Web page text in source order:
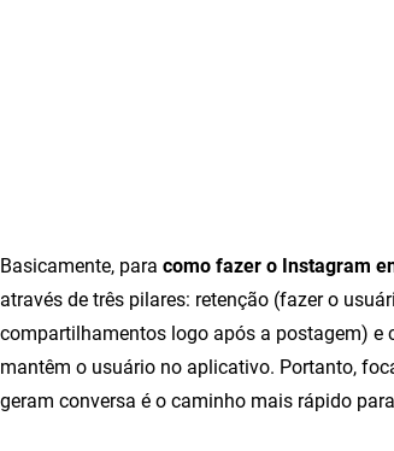
Basicamente, para como fazer o Instagram
através de três pilares: retenção (fazer o
compartilhamentos logo após a postagem) e
mantêm o usuário no aplicativo. Portanto,
geram conversa é o caminho mais rápido